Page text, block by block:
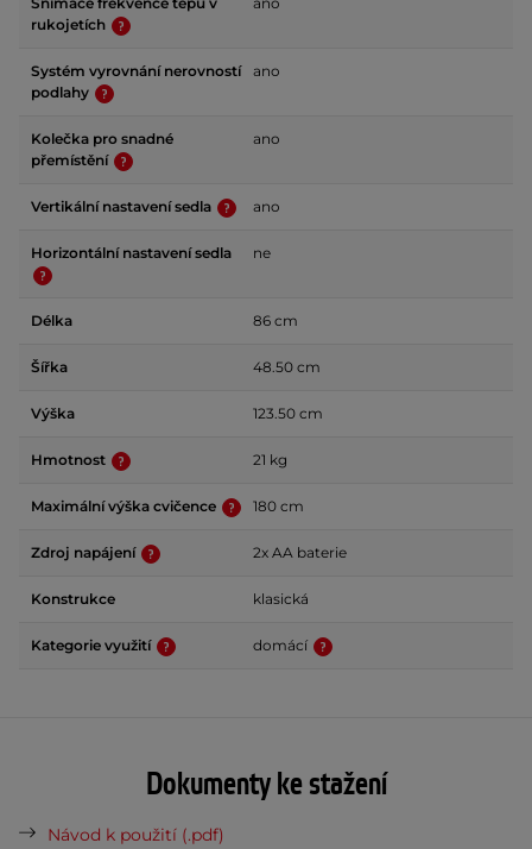
rukojetích
Systém vyrovnání nerovností
podlahy
ano
Kolečka pro snadné
přemístění
ano
Vertikální nastavení sedla ano
Horizontální nastavení sedla ne
Délka 86 cm
Šířka 48.50 cm
Výška 123.50 cm
Hmotnost 21 kg
Maximální výška cvičence 180 cm
Zdroj napájení 2x AA baterie
Konstrukce klasická
Kategorie využití domácí
Dokumenty ke stažení
Návod k použití (.pdf)